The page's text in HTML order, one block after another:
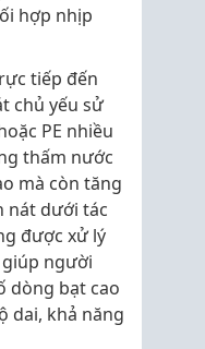
hợp nhịp
tiếp đến
chủ yếu sử
PE nhiều
thấm nước
mà còn tăng
nát dưới tác
được xử lý
người
dòng bạt cao
dai, khả năng